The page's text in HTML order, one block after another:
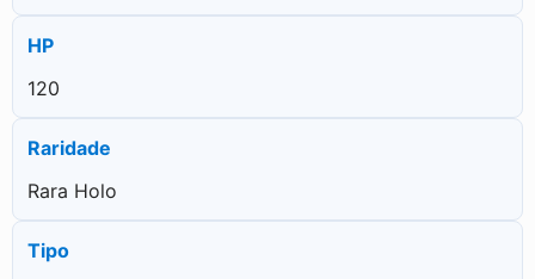
HP
120
Raridade
Rara Holo
Tipo